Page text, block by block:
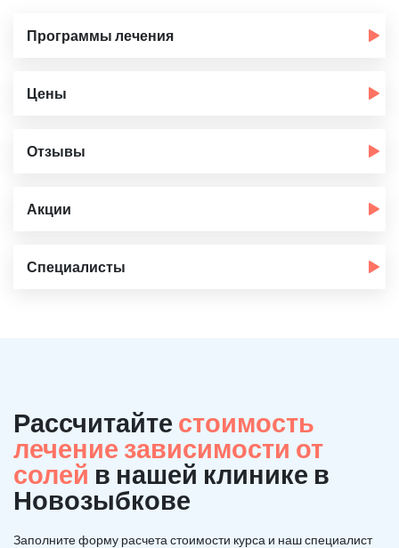
Программы лечения
Цены
Отзывы
Акции
Специалисты
Рассчитайте стоимость
лечение зависимости от
солей в нашей клинике в
Новозыбкове
Заполните форму расчета стоимости курса и наш специалист